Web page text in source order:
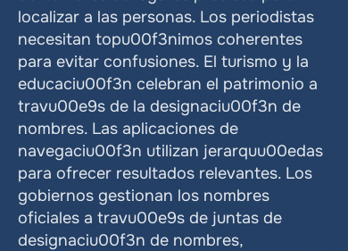
localizar a las personas. Los periodistas
necesitan topu00f3nimos coherentes
para evitar confusiones. El turismo y la
educaciu00f3n celebran el patrimonio a
travu00e9s de la designaciu00f3n de
nombres. Las aplicaciones de
navegaciu00f3n utilizan jerarquu00edas
para ofrecer resultados relevantes. Los
gobiernos gestionan los nombres
oficiales a travu00e9s de juntas de
designaciu00f3n de nombres,